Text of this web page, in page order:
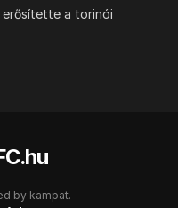
erősítette a torinói
by kampat.